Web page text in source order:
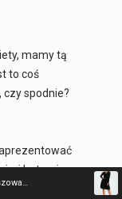
Rozkloszowana kopertowa wiązana sukienka czarna
mamy tą
to coś
spodnie?
butami,
Wygląd to